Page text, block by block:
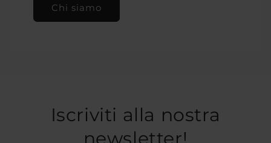
Chi siamo
Iscriviti alla nostra